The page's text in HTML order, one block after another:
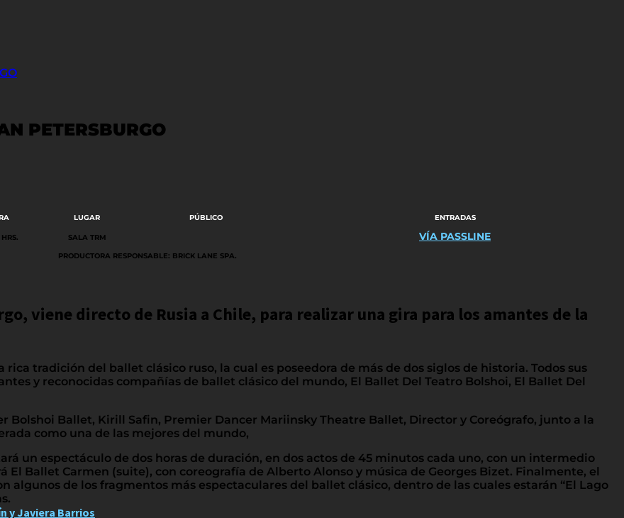
PETERSBURGO
LUGAR PÚBLICO ENTRADAS
SALA TRM VÍA PASSLINE
PRODUCTORA RESPONSABLE: BRICK LANE SPA.
viene directo de Rusia a Chile, para realizar una gira para los amantes de la
tradición del ballet clásico ruso, la cual es poseedora de más de dos siglos de historia. Todos sus
y reconocidas compañías de ballet clásico del mundo, El Ballet Del Teatro Bolshoi, El Ballet Del
Bolshoi Ballet, Kirill Safin, Premier Dancer Mariinsky Theatre Ballet, Director y Coreógrafo, junto a la
como una de las mejores del mundo,
un espectáculo de dos horas de duración, en dos actos de 45 minutos cada uno, con un intermedio
El Ballet Carmen (suite), con coreografía de Alberto Alonso y música de Georges Bizet. Finalmente, el
de los fragmentos más espectaculares del ballet clásico, dentro de las cuales estarán “El Lago
y Javiera Barrios